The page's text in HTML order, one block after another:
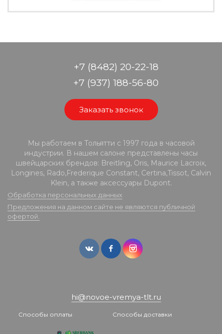
+7 (8482) 20-22-18
+7 (937) 188-56-80
Заказать звонок
Мы работаем в Тольятти с 1997 года в часовой
индустрии. В нашем салоне представлены часы
швейцарских брендов: Breitling, Oris, Maurice Lacroix,
Longines, Rado,Frederique Constant, Certina,Tissot, Calvin
Klein, а также аксессуары Dupont.
Обработка персональных данных
Предложения на данном сайте не являются публичной
офертой.
hi@novoe-vremya-tlt.ru
Способы оплаты Способы доставки